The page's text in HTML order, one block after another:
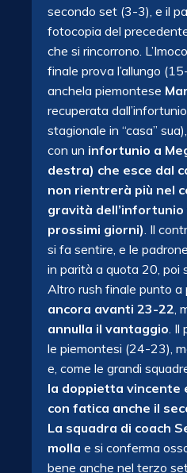
secondo set (3-3), e il
fotocopia del
che si rincorrono.
finale prova l’allungo
anchela piemontese
recuperata
stagionale in “casa”
con un infortunio a
destra) che esce dal
non rientrerà più nel
gravità
prossimi giorni). Il
si fa sentire, e le
in parità a quota 20, poi
Altro rush finale punto a
ancora avanti 23-22,
annulla il vantaggio. Il
le piemontesi (24-23),
e, come le grandi
la doppietta vincente
con fatica anche il
La squadra di coach
molla e si conferma
bene anche nel terzo